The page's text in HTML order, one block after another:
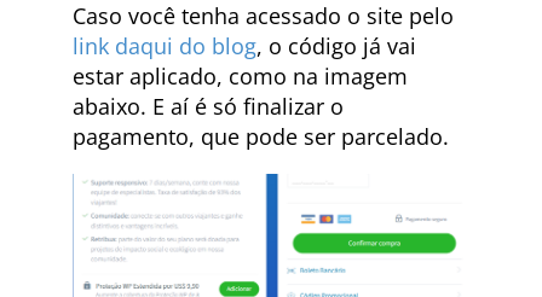
Caso você tenha acessado o site pelo
link daqui do blog, o código já vai
estar aplicado, como na imagem
abaixo. E aí é só finalizar o
pagamento, que pode ser parcelado.